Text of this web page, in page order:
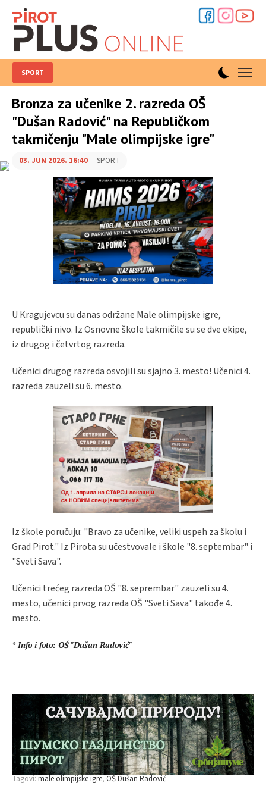
SPORT
Bronza za učenike 2. razreda OŠ
"Dušan Radović" na Republičkom
takmičenju "Male olimpijske igre"
03. JUN 2026. 16:40 SPORT
U Kragujevcu su danas održane Male olimpijske igre,
republički nivo. Iz Osnovne škole takmičile su se dve ekipe,
iz drugog i četvrtog razreda.
Učenici drugog razreda osvojili su sjajno 3. mesto! Učenici 4.
razreda zauzeli su 6. mesto.
Iz škole poručuju: "Bravo za učenike, veliki uspeh za školu i
Grad Pirot." Iz Pirota su učestvovale i škole "8. septembar" i
"Sveti Sava".
Učenici trećeg razreda OŠ "8. seprembar" zauzeli su 4.
mesto, učenici prvog razreda OŠ "Sveti Sava" takođe 4.
mesto.
* Info i foto: OŠ "Dušan Radović"
Tagovi:male olimpijske igre OŠ Dušan Radović